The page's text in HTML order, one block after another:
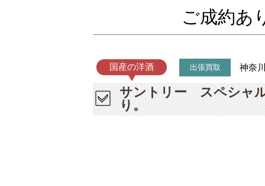
ご成約あ
国産の洋酒 出張買取 神奈
サントリー スペシャ
り。